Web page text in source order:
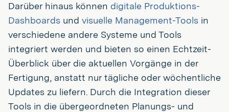
Darüber hinaus können digitale Produktions-
Dashboards und visuelle Management-Tools in
verschiedene andere Systeme und Tools
integriert werden und bieten so einen Echtzeit-
Überblick über die aktuellen Vorgänge in der
Fertigung, anstatt nur tägliche oder wöchentliche
Updates zu liefern. Durch die Integration dieser
Tools in die übergeordneten Planungs- und